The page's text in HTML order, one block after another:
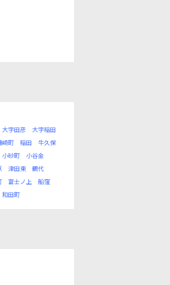
大字田彦
大字稲田
崎町 稲田
牛久保
小砂町
小谷金
津田東
鶴代
富士ノ上
船窪
和田町